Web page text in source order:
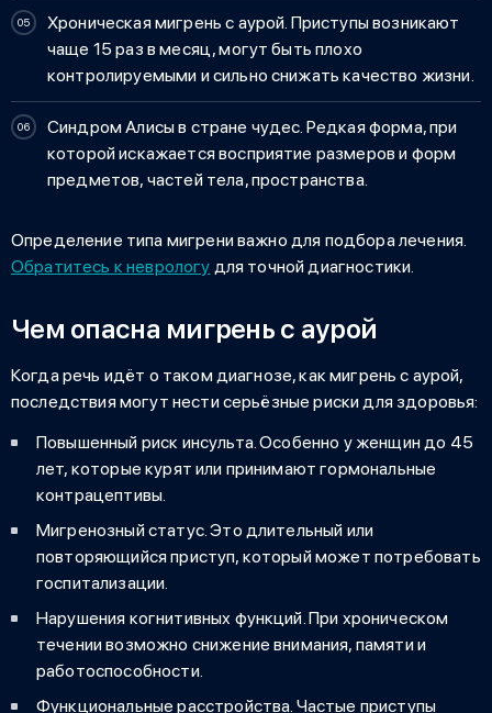
Хроническая мигрень с аурой. Приступы возникают
чаще 15 раз в месяц, могут быть плохо
контролируемыми и сильно снижать качество жизни.
Синдром Алисы в стране чудес. Редкая форма, при
которой искажается восприятие размеров и форм
предметов, частей тела, пространства.
Определение типа мигрени важно для подбора лечения.
Обратитесь к неврологу для точной диагностики.
Чем опасна мигрень с аурой
Когда речь идёт о таком диагнозе, какмигрень с аурой,
последствиямогут нести серьёзные риски для здоровья:
Повышенный риск инсульта. Особенно у женщин до 45
лет, которые курят или принимают гормональные
контрацептивы.
Мигренозный статус. Это длительный или
повторяющийся приступ, который может потребовать
госпитализации.
Нарушения когнитивных функций. При хроническом
течении возможно снижение внимания, памяти и
работоспособности.
Функциональные расстройства. Частые приступы